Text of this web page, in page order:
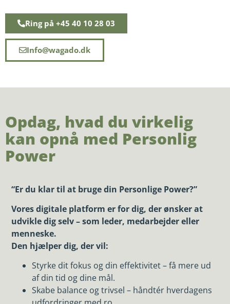
Ring på +45 40 10 28 03
Info@wagado.dk
Opdag, hvad du virkelig
kan opnå med Personlig
Power
“Er du klar til at bruge din Personlige Power?”
Vores digitale platform er for dig, der ønsker at
udvikle dig selv – som leder, medarbejder eller
menneske.
Den hjælper dig, der vil:
Styrke dit fokus og din effektivitet – få mere ud
af din tid og dine mål.
Skabe balance og trivsel – håndtér hverdagens